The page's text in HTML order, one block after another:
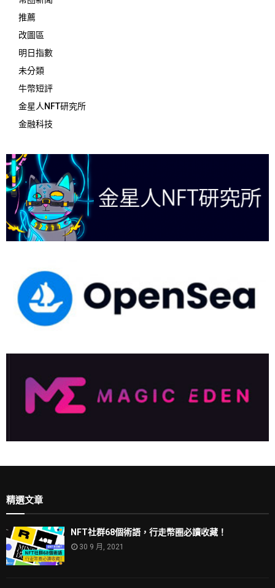
推薦
改圖區
明日指數
未分類
牛幣短評
金星人NFT研究所
金融科技
精選文章
NFT社群68個術語，行走幣圈必讀收藏！
30 9 月, 2021